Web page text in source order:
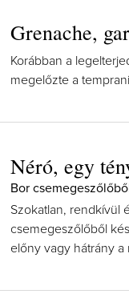
Grenache,
Korábban a
megelőzte a
Néró, egy
Bor csemegeszőlőből
Szokatlan, rendkívül
csemegeszőlőből
előny vagy hátrány a